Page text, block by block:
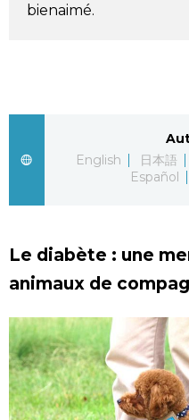
Vidéos
Tokyo
bienaimé.
English
日本語
Español
Le diabète : une
animaux de